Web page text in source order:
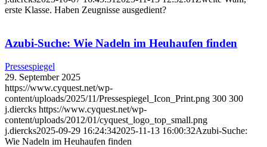
erste Klasse. Haben Zeugnisse ausgedient?
Azubi-Suche: Wie Nadeln im Heuhaufen finden
Pressespiegel
29. September 2025
https://www.cyquest.net/wp-
content/uploads/2025/11/Pressespiegel_Icon_Print.png 300 300
j.diercks https://www.cyquest.net/wp-
content/uploads/2012/01/cyquest_logo_top_small.png
j.diercks2025-09-29 16:24:342025-11-13 16:00:32Azubi-Suche:
Wie Nadeln im Heuhaufen finden